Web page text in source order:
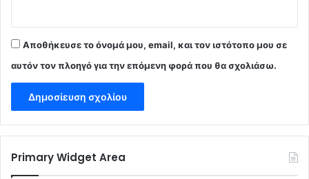
Αποθήκευσε το όνομά μου, email, και τον ιστότοπο μου σε
αυτόν τον πλοηγό για την επόμενη φορά που θα σχολιάσω.
Primary Widget Area